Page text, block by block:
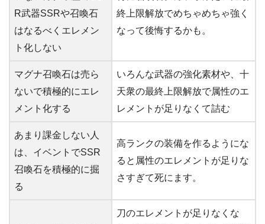
R武器SSRや召喚石
はなるべくエレメン
ト化しない
終上限解放でめちゃめちゃ強く
なって後悔するかも。
マグナ召喚石は売ら
ないで積極的にエレ
メント化する
いろんな武器の強化素材や、十
天衆の最終上限解放で属性のエ
レメントが足りなくて詰む
あまり課金しない人
は、イベントでSSR
召喚石を積極的に掘
る
高ランクの装備を作るようにな
ると属性のエレメントが足りな
さすぎて死にます。
刀のエレメントが足りなくな